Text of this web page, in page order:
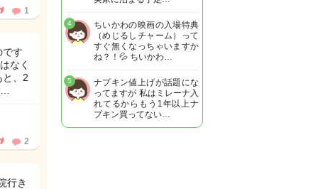
1
です
なく
と、2
2
行き
ちいかわの映画の入場特典
（めじるしチャーム）って
すぐ無くなっちゃいますか
ね？！💦 ちいかわ…
4
ナプキン値上げが話題にな
ってますが 私はミレーナ入
れてるからもう1年以上ナ
プキン買ってない…
5